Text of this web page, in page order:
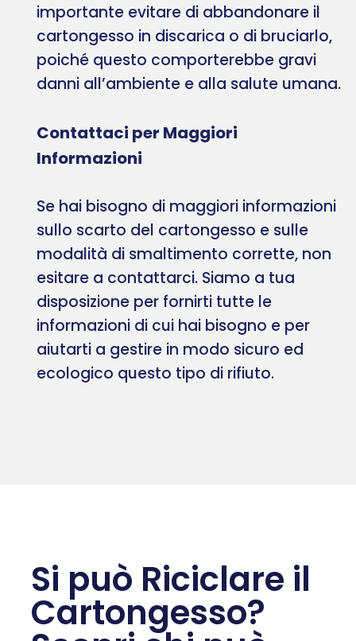
importante evitare di abbandonare il
cartongesso in discarica o di bruciarlo,
poiché questo comporterebbe gravi
danni all’ambiente e alla salute umana.
Contattaci per Maggiori
Informazioni
Se hai bisogno di maggiori informazioni
sullo scarto del cartongesso e sulle
modalità di smaltimento corrette, non
esitare a contattarci. Siamo a tua
disposizione per fornirti tutte le
informazioni di cui hai bisogno e per
aiutarti a gestire in modo sicuro ed
ecologico questo tipo di rifiuto.
Si può Riciclare il
Cartongesso?